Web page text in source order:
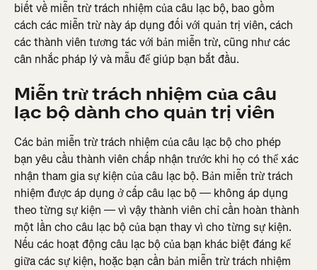
biết về miễn trừ trách nhiệm của câu lạc bộ, bao gồm
cách các miễn trừ này áp dụng đối với quản trị viên, cách
các thành viên tương tác với bản miễn trừ, cũng như các
cân nhắc pháp lý và mẫu để giúp bạn bắt đầu.
Miễn trừ trách nhiệm của câu
lạc bộ dành cho quản trị viên
Các bản miễn trừ trách nhiệm của câu lạc bộ cho phép
bạn yêu cầu thành viên chấp nhận trước khi họ có thể xác
nhận tham gia sự kiện của câu lạc bộ. Bản miễn trừ trách
nhiệm được áp dụng ở cấp câu lạc bộ — không áp dụng
theo từng sự kiện — vì vậy thành viên chỉ cần hoàn thành
một lần cho câu lạc bộ của bạn thay vì cho từng sự kiện.
Nếu các hoạt động câu lạc bộ của bạn khác biệt đáng kể
giữa các sự kiện, hoặc bạn cần bản miễn trừ trách nhiệm